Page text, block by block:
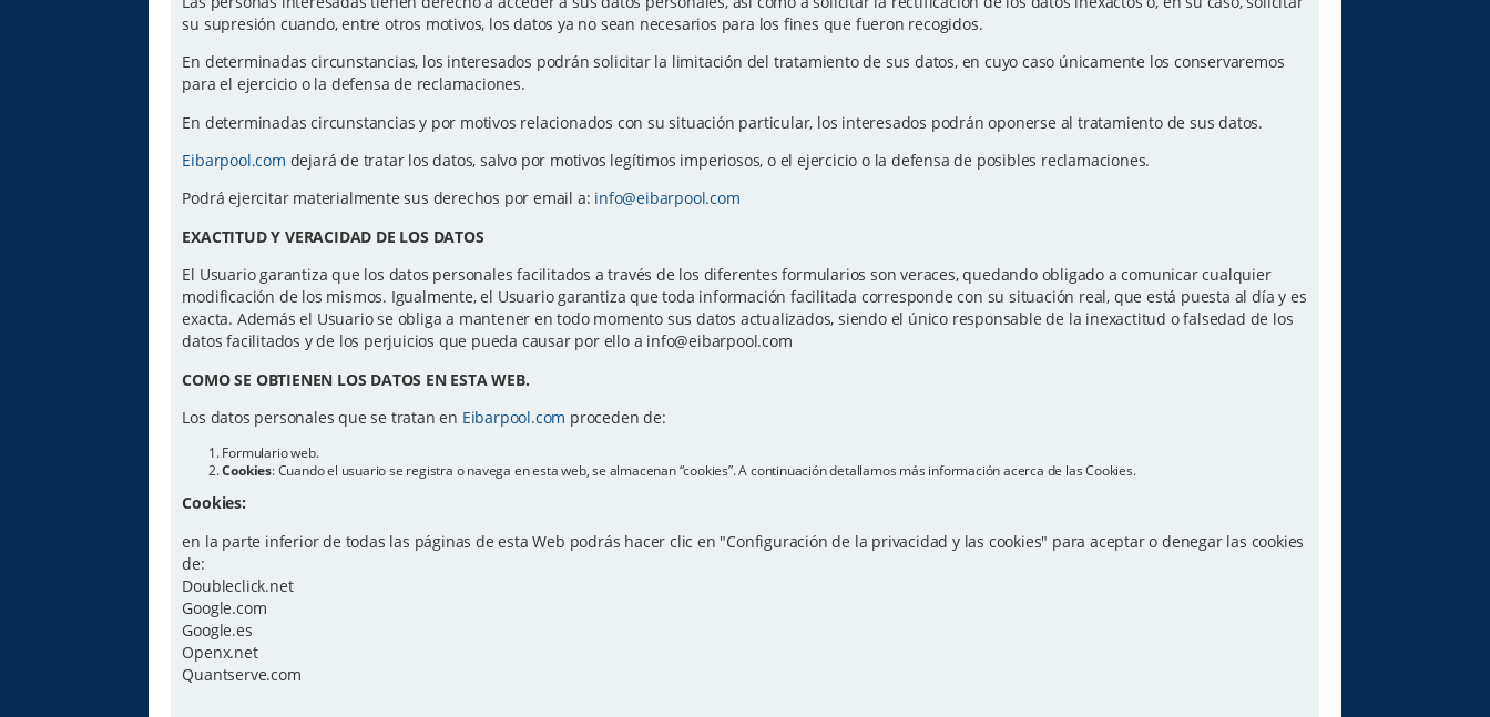
su supresión cuando, entre otros motivos, los datos ya no sean necesarios para los fines que fueron recogidos.
En determinadas circunstancias, los interesados podrán solicitar la limitación del tratamiento de sus datos, en cuyo caso únicamente los conservaremos
para el ejercicio o la defensa de reclamaciones.
En determinadas circunstancias y por motivos relacionados con su situación particular, los interesados podrán oponerse al tratamiento de sus datos.
Eibarpool.com dejará de tratar los datos, salvo por motivos legítimos imperiosos, o el ejercicio o la defensa de posibles reclamaciones.
Podrá ejercitar materialmente sus derechos por email a: info@eibarpool.com
EXACTITUD Y VERACIDAD DE LOS DATOS
El Usuario garantiza que los datos personales facilitados a través de los diferentes formularios son veraces, quedando obligado a comunicar cualquier
modificación de los mismos. Igualmente, el Usuario garantiza que toda información facilitada corresponde con su situación real, que está puesta al día y es
exacta. Además el Usuario se obliga a mantener en todo momento sus datos actualizados, siendo el único responsable de la inexactitud o falsedad de los
datos facilitados y de los perjuicios que pueda causar por ello a info@eibarpool.com
COMO SE OBTIENEN LOS DATOS EN ESTA WEB.
Los datos personales que se tratan en Eibarpool.com proceden de:
Formulario web.
Cookies: Cuando el usuario se registra o navega en esta web, se almacenan “cookies”. A continuación detallamos más información acerca de las Cookies.
Cookies:
en la parte inferior de todas las páginas de esta Web podrás hacer clic en "Configuración de la privacidad y las cookies" para aceptar o denegar las cookies
de:
Doubleclick.net
Google.com
Google.es
Openx.net
Quantserve.com